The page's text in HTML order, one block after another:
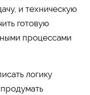
и техническую
готовую
процессами
логику